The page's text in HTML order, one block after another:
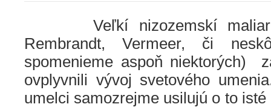
Veľkí nizozemskí
Rembrandt, Vermeer, či
spomenieme aspoň niektorých)
ovplyvnili vývoj svetového
umelci samozrejme usilujú o to